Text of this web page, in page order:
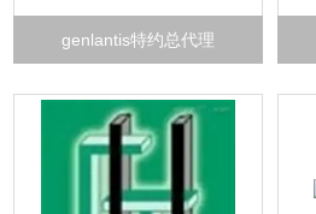
genlantis特约总代理